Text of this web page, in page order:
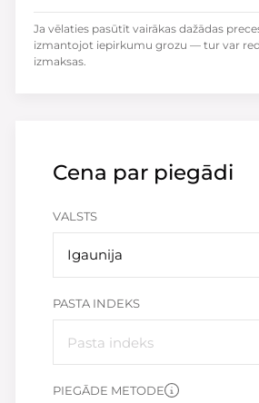
Cena par piegādi
VALSTS
Igaunija
PASTA INDEKS
PIEGĀDE METODE
Ja vēlaties pasūtīt vairākas dažādas
izmantojot iepirkumu grozu — tur var
izmaksas.